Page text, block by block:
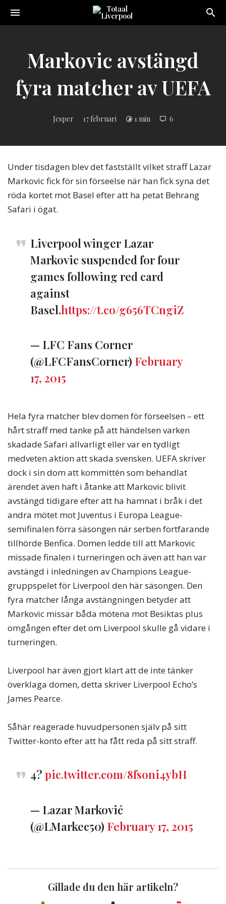
Sveriges
online
magazine!
Markovic avstängd
fyra matcher av UEFA
Jesper 17 februari 1 min 6
Under tisdagen blev det fastställt vilket straff Lazar
Markovic fick för sin förseelse när han fick syna det
röda kortet mot Basel efter att ha petat Behrang
Safari i ögat.
Liverpool winger Lazar
Markovic suspended for four
games following red card
against
Basel.https://t.co/g656TCngiZ
— LFC Fans Corner
(@LFCFansCorner) February
17, 2015
Hela fyra matcher blev domen för förseelsen – ett
hårt straff med tanke på att händelsen varken
skadade Safari allvarligt eller var en tydligt
medveten aktion att skada svensken. UEFA skriver
dock i sin dom att kommittén som behandlat
ärendet även haft i åtanke att Markovic blivit
avstängd tidigare efter att ha hamnat i bråk i det
andra mötet mot Juventus i Europa League-
semifinalen förra säsongen när serben fortfarande
tillhörde Benfica. Domen ledde till att Markovic
missade finalen i turneringen och även att han var
avstängd i inledningen av Champions League-
gruppspelet för Liverpool den här säsongen. Den
fyra matcher långa avstängningen betyder att
Markovic missar båda mötena mot Besiktas plus
omgången efter det om Liverpool skulle gå vidare i
turneringen.
Liverpool har även gjort klart att de inte tänker
överklaga domen, detta skriver Liverpool Echo’s
James Pearce.
Såhär reagerade huvudpersonen själv på sitt
Twitter-konto efter att ha fått reda på sitt straff.
4? pic.twitter.com/8fsoni4ybH
— Lazar Marković
(@LMarkec50) February 17, 2015
Gillade du den här artikeln?